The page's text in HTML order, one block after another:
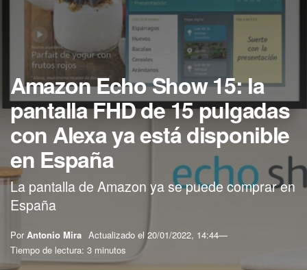
Amazon Echo Show 15: la
pantalla FHD de 15 pulgadas
con Alexa ya está disponible
en España
La pantalla de Amazon ya se puede comprar en
España
Por Antonio Mira Actualizado el 20/01/2022, 14:44
Tiempo de lectura: 3 minutos